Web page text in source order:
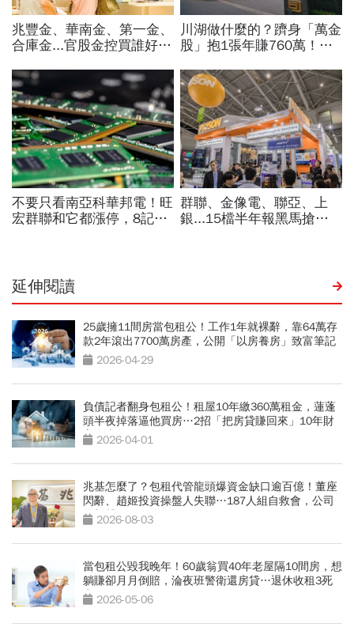
延伸閱讀
25歲擁11間房當包租公！工作1年就裸辭，靠64萬存
款2年滾出7700萬房產，公開「以房養房」致富筆記
2026-04-29
負債記者翻身包租公！租屋10年繳360萬租金，蓮蓬
頭半夜掉落逼他買房…2招「把房貸賺回來」10年財
富自由
2026-04-01
兆基怎麼了？包租代管龍頭爆資金缺口逾百億！董座
閃辭、趙姬投資操盤人失聯…187人組自救會，公司
最新聲明
2026-08-03
當包租公毀我晚年！60歲翁買40年老屋隔10間房，想
躺賺卻月月倒賠，淪夜班警衛還房貸…退休收租3死
穴 2026-05-06